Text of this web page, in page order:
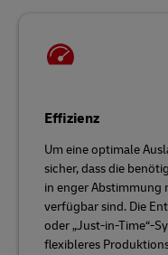
Effizienz
Um eine optimale
sicher, dass die
in enger Abstimmung
verfügbar sind. Die
oder „Just-in-Time“-
flexibleres